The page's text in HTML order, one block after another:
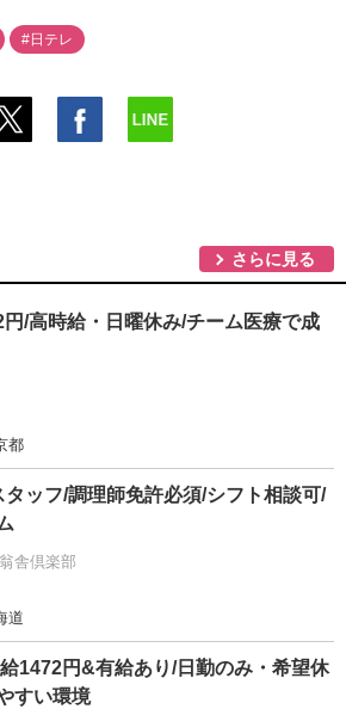
#日テレ
さらに見る
/高時給・日曜休み/チーム医療で成
都
タッフ/調理師免許必須/シフト相談可/
舎倶楽部
道
1472円&有給あり/日勤のみ・希望休
すい環境